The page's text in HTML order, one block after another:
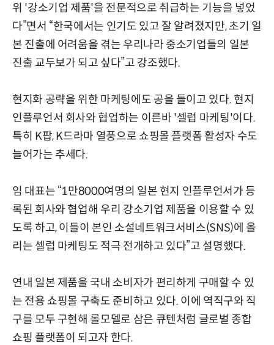
위 '강소기업 제품'을 전문적으로 취급하는 기능을 넣었
다”면서 “한국에서는 인기도 있고 잘 알려졌지만, 초기 일
본 진출에 어려움을 겪는 우리나라 중소기업들의 일본
진출 교두보가 되고 싶다”고 강조했다.
현지화 공략을 위한 마케팅에도 공을 들이고 있다. 현지
인플루언서 회사와 협업하는 이른바 '셀럽 마케팅'이다.
특히 K팝, K드라마 열풍으로 쇼핑몰 플랫폼 활성자 수도
늘어가는 추세다.
임 대표는 “1만8000여명의 일본 현지 인플루언서가 등
록된 회사와 협업해 우리 강소기업 제품을 이용할 수 있
도록 하고, 이들이 본인 소설네트워크서비스(SNS)에 올
리는 셀럽 마케팅도 적극 전개하고 있다”고 설명했다.
연내 일본 제품을 국내 소비자가 편리하게 구매할 수 있
는 전용 쇼핑몰 구축도 준비하고 있다. 이에 역직구와 직
구를 모두 구현해 롤모델로 삼은 큐텐처럼 글로벌 종합
쇼핑 플랫폼이 되고자 한다.